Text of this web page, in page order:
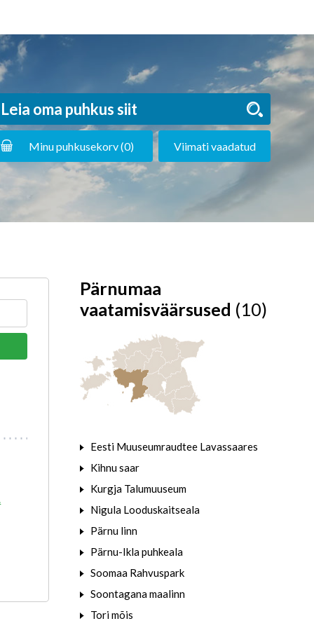
Minu puhkusekorv (0) Viimati vaadatud
Pärnumaa
vaatamisväärsused (10)
Eesti Muuseumraudtee Lavassaares
Kihnu saar
Kurgja Talumuuseum
Nigula Looduskaitseala
Pärnu linn
Pärnu-Ikla puhkeala
Soomaa Rahvuspark
Soontagana maalinn
Tori mõis